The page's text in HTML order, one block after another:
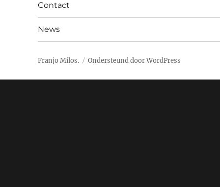
Contact
News
Franjo Milos. Ondersteund door WordPress